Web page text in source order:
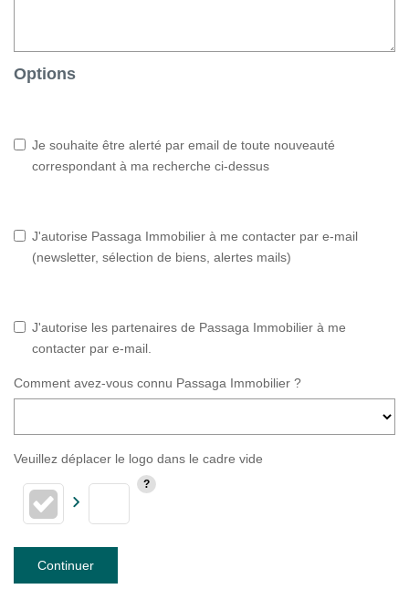
Options
Je souhaite être alerté par email de toute nouveauté
correspondant à ma recherche ci-dessus
J'autorise Passaga Immobilier à me contacter par e-mail
(newsletter, sélection de biens, alertes mails)
J'autorise les partenaires de Passaga Immobilier à me
contacter par e-mail.
Comment avez-vous connu Passaga Immobilier ?
Veuillez déplacer le logo dans le cadre vide
Continuer